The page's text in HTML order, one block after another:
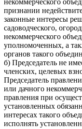
некоммерческого
признании
законные интересы
садоводческого,
некоммерческого
уполномоченных, а
органов такого
б) Председатель не
членских, целевых
Председатель
или дачного
правления при
установленных
интересах такого
исполнять